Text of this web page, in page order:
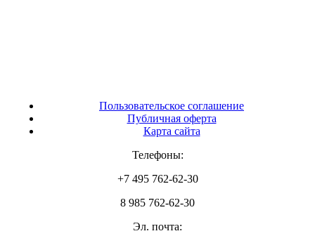
Пользовательское соглашение
Публичная оферта
Карта сайта
Телефоны:
+7 495 762-62-30
8 985 762-62-30
Эл. почта: